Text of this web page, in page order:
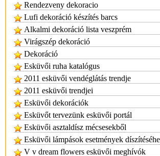
Rendezveny dekoracio
Lufi dekoráció készítés barcs
Alkalmi dekoráció lista veszprém
Virágszép dekoráció
Dekoráció
Esküvői ruha katalógus
2011 esküvői vendéglátás trendje
2011 esküvői trendjei
Esküvői dekorációk
Esküvőt tervezünk esküvői portál
Esküvői asztaldísz mécsesekből
Esküvői lámpások esetmények
V v dream flowers esküvői meghívók